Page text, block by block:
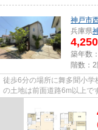
神戸市
兵庫県
4,250
築年数
階数：2
徒歩6分の場所に舞多聞小学
の土地は前面道路6m以上で